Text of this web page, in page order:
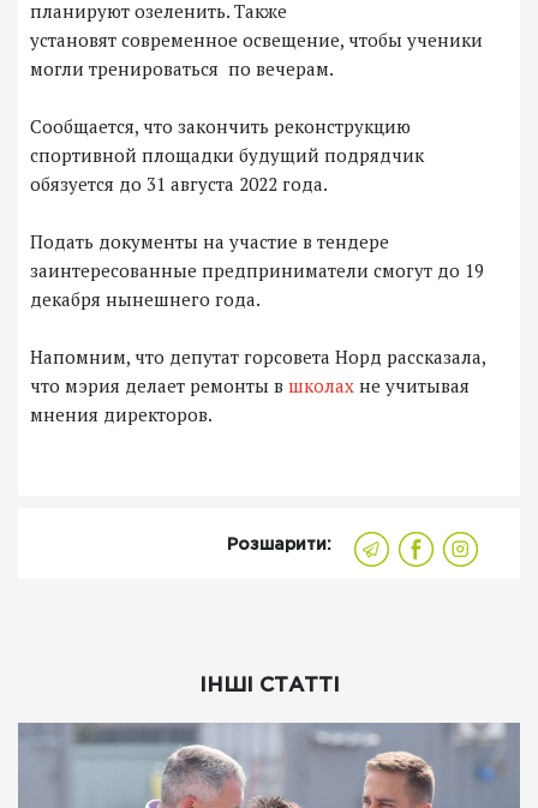
планируют озеленить. Также
установят современное освещение, чтобы ученики
могли тренироваться по вечерам.
Сообщается, что закончить реконструкцию
спортивной площадки будущий подрядчик
обязуется до 31 августа 2022 года.
Подать документы на участие в тендере
заинтересованные предприниматели смогут до 19
декабря нынешнего года.
Напомним, что депутат горсовета Норд рассказала,
что мэрия делает ремонты в школах не учитывая
мнения директоров.
Розшарити:
ІНШІ СТАТТІ